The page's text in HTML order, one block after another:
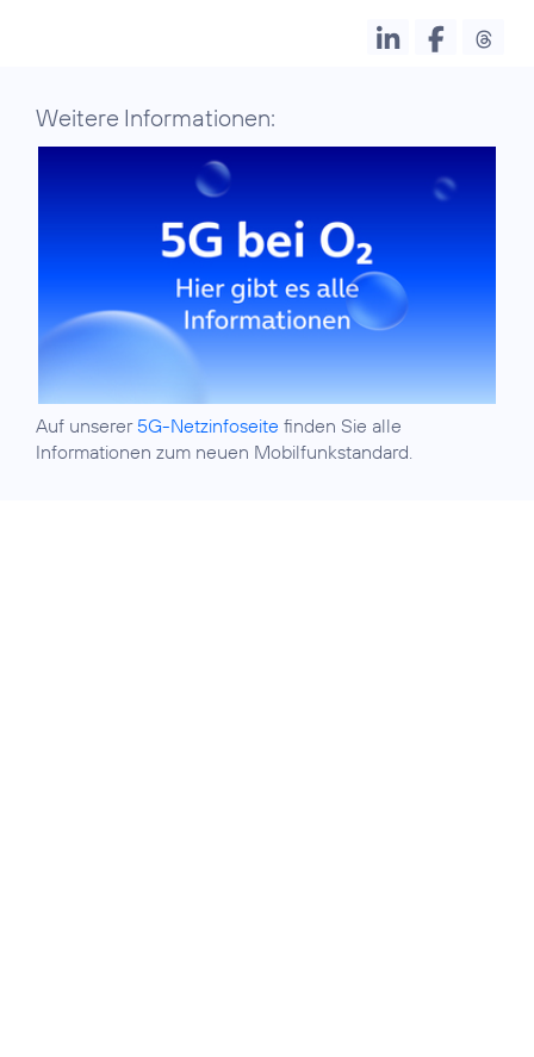
Weitere Informationen:
Auf unserer 5G-Netzinfoseite finden Sie alle
Informationen zum neuen Mobilfunkstandard.